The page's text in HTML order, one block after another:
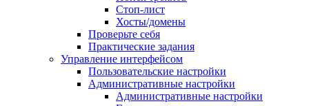
Стоп-лист
Хосты/домены
Проверьте себя
Практические задания
Управление интерфейсом
Пользовательские настройки
Административные настройки
Административные настройки